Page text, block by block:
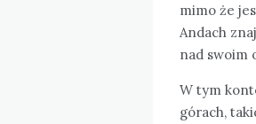
mimo że
Andach
nad swoim
W tym
górach,